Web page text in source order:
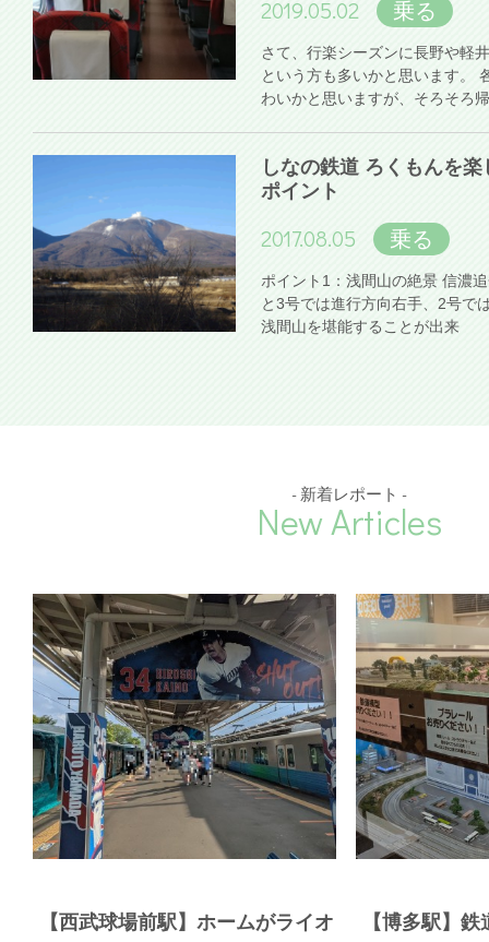
2019.05.02 乗る
さて、行楽シーズンに長野や軽
という方も多いかと思います。
わいかと思いますが、そろそろ
しなの鉄道 ろくもんを
ポイント
2017.08.05 乗る
ポイント1：浅間山の絶景 信濃
と3号では進行方向右手、2号で
浅間山を堪能することが出来
- 新着レポート -
New Articles
【西武球場前駅】ホームがライオ
【博多駅】